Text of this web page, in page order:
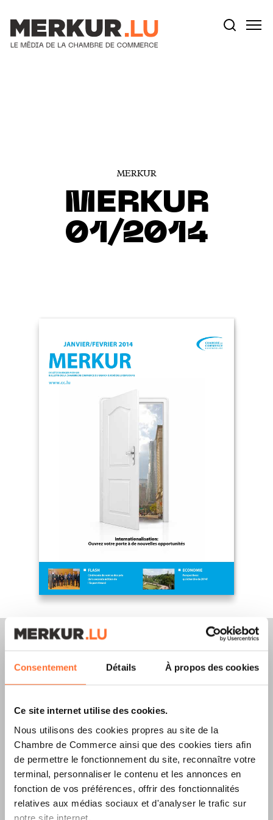
Consentement Détails À propos des cookies
Ce site internet utilise des cookies.
Nous utilisons des cookies propres au site de la
Chambre de Commerce ainsi que des cookies tiers afin
de permettre le fonctionnement du site, reconnaître votre
terminal, personnaliser le contenu et les annonces en
fonction de vos préférences, offrir des fonctionnalités
relatives aux médias sociaux et d'analyser le trafic sur
notre site internet.
MERKUR
MERKUR
01/2014
Merkur Magazine
L’ÉDITIONÉTÉ
2026EST
DISPONIBLE !